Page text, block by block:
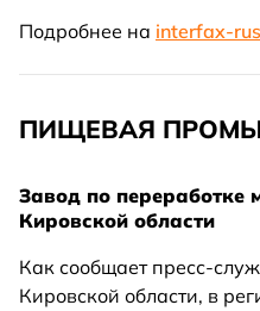
Подробнее на interfax-
ПИЩЕВАЯ
Завод по переработке
Кировской области
Как сообщает пресс-
Кировской области, в